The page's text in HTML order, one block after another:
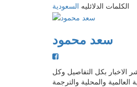
الكلمات الدلائليه السعودية
سعد محمود
بكل التفاصيل وكل
والمحلية والترجمة